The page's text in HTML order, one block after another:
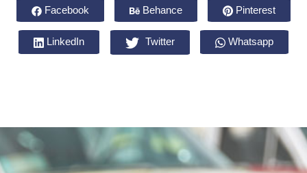
Facebook Behance Pinterest
LinkedIn Twitter Whatsapp